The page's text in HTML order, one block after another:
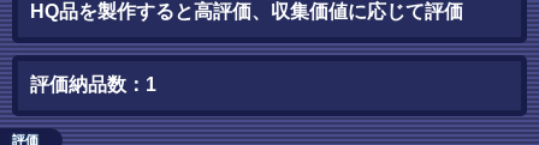
HQ品を製作すると高評価、収集価値に応じて評価
評価納品数：1
評価